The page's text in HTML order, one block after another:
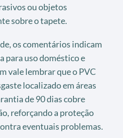
ou objetos
sobre o tapete.
os comentários indicam
para uso doméstico e
vale lembrar que o PVC
localizado em áreas
de 90 dias cobre
reforçando a proteção
eventuais problemas.